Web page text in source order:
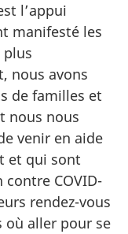
l’appui
manifesté les
plus
nous avons
de familles et
nous nous
venir en aide
et qui sont
COVID-
rendez-vous
où aller pour se